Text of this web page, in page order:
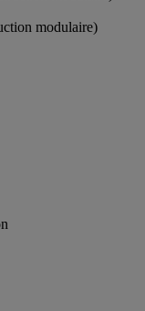
modulaire)